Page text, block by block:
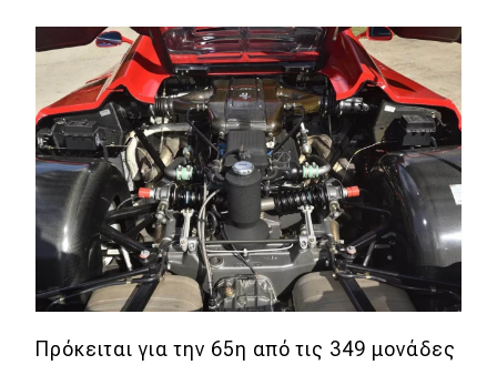
Τεχνολογία
Mobility
Σταθμοί φόρτισης
Classic
Νέα
Παρουσιάσεις
Πρόκειται για την 65η από τις 349 μονάδες